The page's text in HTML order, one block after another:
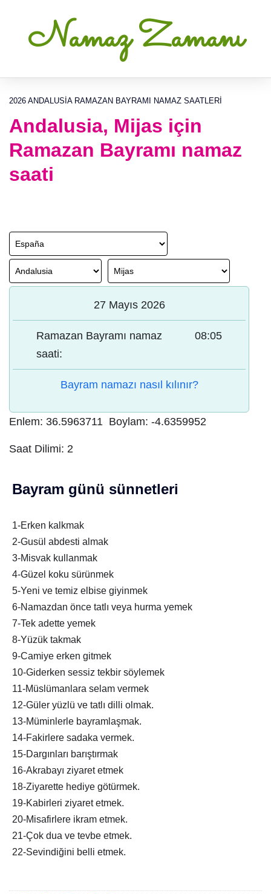
Namaz Zamanı
2026 ANDALUSIA RAMAZAN BAYRAMI NAMAZ SAATLERI
Andalusia, Mijas için
Ramazan Bayramı namaz
saati
27 Mayıs 2026
Ramazan Bayramı namaz
saati:
08:05
Bayram namazı nasıl kılınır?
Enlem: 36.5963711 Boylam: -4.6359952
Saat Dilimi: 2
Bayram günü sünnetleri
1-Erken kalkmak
2-Gusül abdesti almak
3-Misvak kullanmak
4-Güzel koku sürünmek
5-Yeni ve temiz elbise giyinmek
6-Namazdan önce tatlı veya hurma yemek
7-Tek adette yemek
8-Yüzük takmak
9-Camiye erken gitmek
10-Giderken sessiz tekbir söylemek
11-Müslümanlara selam vermek
12-Güler yüzlü ve tatlı dilli olmak.
13-Müminlerle bayramlaşmak.
14-Fakirlere sadaka vermek.
15-Dargınları barıştırmak
16-Akrabayı ziyaret etmek
18-Ziyarette hediye götürmek.
19-Kabirleri ziyaret etmek.
20-Misafirlere ikram etmek.
21-Çok dua ve tevbe etmek.
22-Sevindiğini belli etmek.